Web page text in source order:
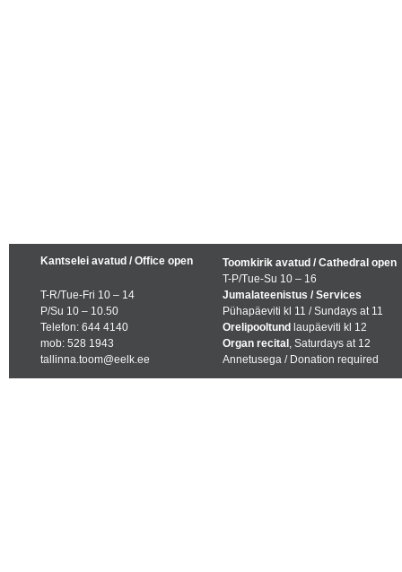
Kantselei avatud / Office open
T-R/Tue-Fri 10 – 14
P/Su 10 – 10.50
Telefon: 644 4140
mob: 528 1943
tallinna.toom@eelk.ee
Toomkirik avatud / Cathedral open
T-P/Tue-Su 10 – 16
Jumalateenistus / Services
Pühapäeviti kl 11 / Sundays at 11
Orelipooltund laupäeviti kl 12
Organ recital , Saturdays at 12
Annetusega / Donation required